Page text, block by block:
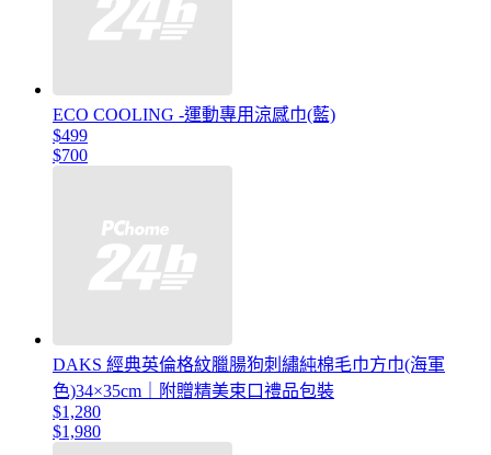
ECO COOLING -運動專用涼感巾(藍)
$499
$700
DAKS 經典英倫格紋臘腸狗刺繡純棉毛巾方巾(海軍
色)34×35cm｜附贈精美束口禮品包裝
$1,280
$1,980